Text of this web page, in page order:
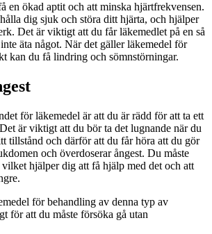
en ökad aptit och att minska hjärtfrekvensen.
dig sjuk och störa ditt hjärta, och hjälper
Det är viktigt att du får läkemedlet på en så
äta något. När det gäller läkemedel för
kan du få lindring och sömnstörningar.
för läkemedel är att du är rädd för att ta ett
är viktigt att du bör ta det lugnande när du
tillstånd och därför att du får höra att du gör
och överdoserar ångest. Du måste
hjälper dig att få hjälp med det och att
för behandling av denna typ av
för att du måste försöka gå utan